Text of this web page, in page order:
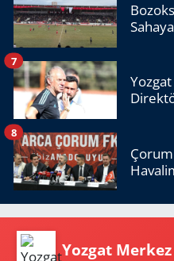
7
8
Yozgat